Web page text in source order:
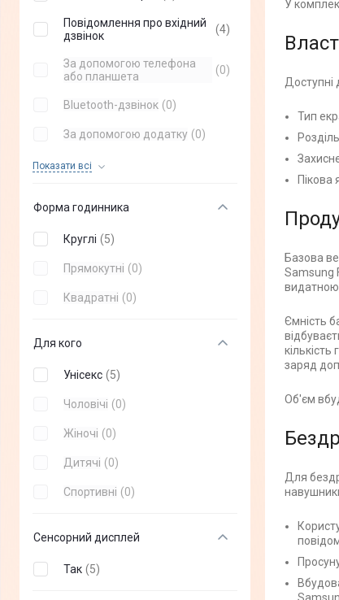
ELARI (+0)
Nothing ( +0)
Polar
Globex (+0)
Garmix (+
Blackview (+ 0)
Michael Kors (
realme
Повідомлення про вхідний
дзвінок
(4)
За допомогою телефона
або планшета
(0)
Bluetooth-дзвінок (0)
За допомогою додатку (0)
Показати всiСповіщення про дзвінки
Форма годинника
Круглі (5)
Прямокутні (0)
Квадратні (0)
Для кого
Унісекс (5)
Чоловічі (0)
Жіночі (0)
Дитячі (0)
Спортивні (0)
Сенсорний дисплей
Так (5)
У
Доступні
Тип
Пікова
Базова
Samsung
Ємність
заряд
Об'єм
Для